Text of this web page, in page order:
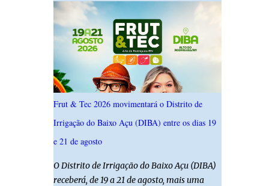
somaram 6,4% e outros 43,8% não
souberam responder. A pesquisa IPSsensus
ouviu 1.500 eleitores em todas as regiões do
Rio Grande do Norte entre os dias 18 e 22 de
junho de 2026. O levantamento possui
margem de erro de 2,5 pontos percentuais e
nível de confiança de 95%. Registro no TSE:
RN-09520/2026
Frut & Tec 2026 movimentará o Distrito de
Irrigação do Baixo Açu (DIBA) entre os dias 19
e 21 de agosto
O Distrito de Irrigação do Baixo Açu (DIBA)
receberá, de 19 a 21 de agosto, mais uma